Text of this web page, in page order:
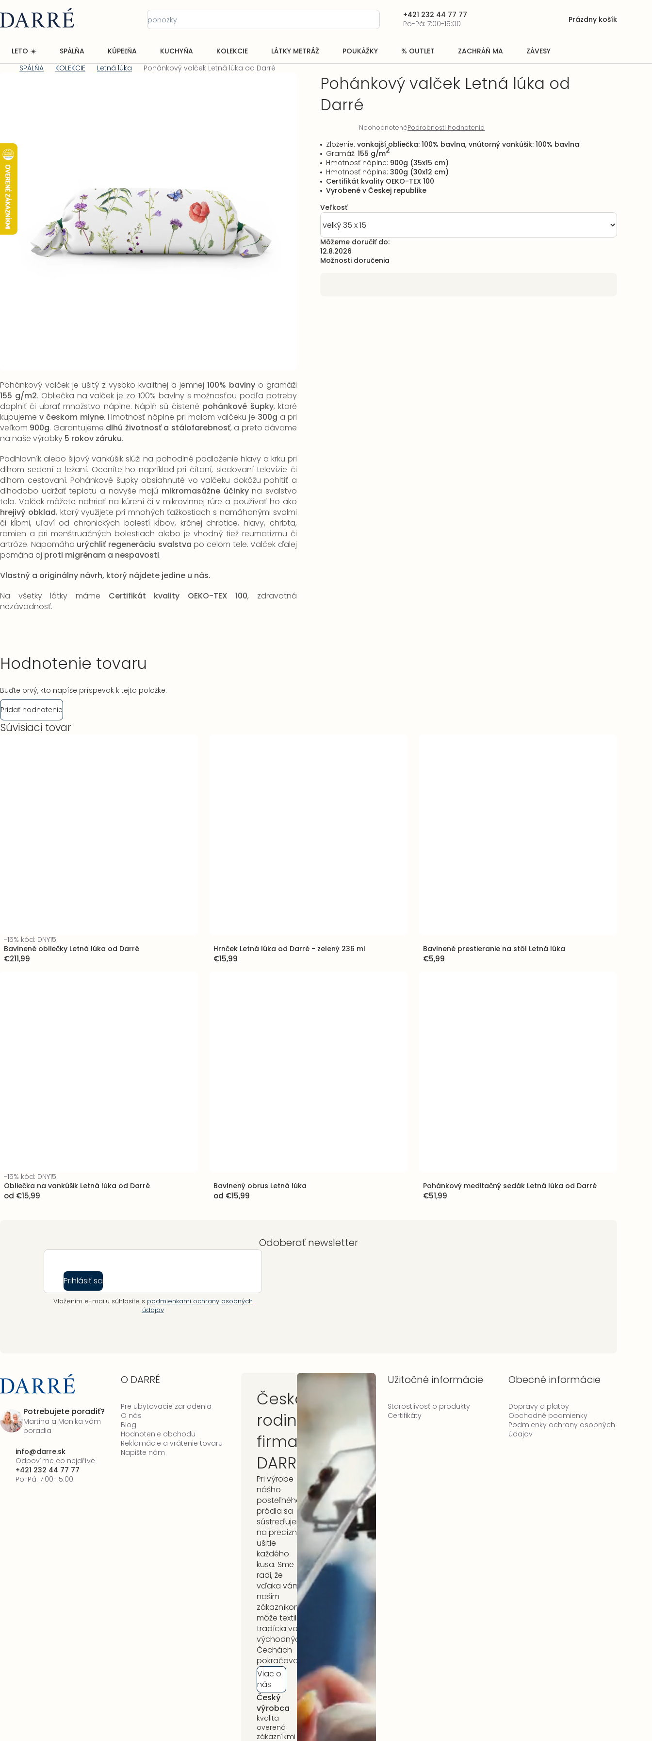
na
obsah
+421 232 44 77 77
Po-Pá: 7:00-15:00
Nákupný
Prázdny košík
LETO ☀️ SPÁLŇA KÚPEĽŇA KUCHYŇA KOLEKCIE LÁTKY METRÁŽ POUKÁŽKY % OUTLET ZACHRÁŇ MA ZÁVESY
SPÁLŇA KOLEKCIE Letná lúka Pohánkový valček Letná lúka od Darré
Pohánkový valček je ušitý z vysoko kvalitnej a jemnej 100% bavlny o gramáži
155 g/m2. Obliečka na valček je zo 100% bavlny s možnosťou podľa potreby
doplniť či ubrať množstvo náplne. Náplň sú čistené pohánkové šupky, ktoré
kupujeme v českom mlyne. Hmotnosť náplne pri malom valčeku je 300g a pri
veľkom 900g. Garantujeme dlhú životnosť a stálofarebnosť, a preto dávame
na naše výrobky 5 rokov záruku.
Podhlavník alebo šijový vankúšik slúži na pohodlné podloženie hlavy a krku pri
dlhom sedení a ležaní. Oceníte ho napríklad pri čítaní, sledovaní televízie či
dlhom cestovaní. Pohánkové šupky obsiahnuté vo valčeku dokážu pohltiť a
dlhodobo udržať teplotu a navyše majú mikromasážne účinkyna svalstvo
tela. Valček môžete nahriať na kúrení či v mikrovlnnej rúre a používať ho ako
hrejivý obklad, ktorý využijete pri mnohých ťažkostiach s namáhanými svalmi
či kĺbmi, uľaví od chronických bolestí kĺbov, krčnej chrbtice, hlavy, chrbta,
ramien a pri menštruačných bolestiach alebo je vhodný tiež reumatizmu či
artróze. Napomáha urýchliť regeneráciu svalstva po celom tele. Valček ďalej
pomáha aj proti migrénam a nespavosti.
Vlastný a originálny návrh, ktorý nájdete jedine u nás.
Na všetky látky máme Certifikát kvality OEKO-TEX 100, zdravotná
nezávadnosť.
Pohánkový valček Letná lúka od
Darré
hodnotenie
produktu
0,0
hviezdičiek.
NeohodnotenéPodrobnosti hodnotenia
Veľkosť
Môžeme doručiť do:
12.8.2026
Možnosti doručenia
Zloženie: vonkajší obliečka: 100% bavlna, vnútorný vankúšik: 100% bavlna
Gramáž: 155 g/m2
Hmotnosť náplne: 900g (35x15 cm)
Hmotnosť náplne: 300g (30x12 cm)
Certifikát kvality OEKO-TEX 100
Vyrobené v Českej republike
Hodnotenie tovaru
Buďte prvý, kto napíše príspevok k tejto položke.
Pridať hodnotenie
Súvisiaci tovar
-15% kód: DNY15
Bavlnené obliečky Letná lúka od Darré
€211,99
Hrnček Letná lúka od Darré - zelený 236 ml
€15,99
Bavlnené prestieranie na stôl Letná lúka
€5,99
-15% kód: DNY15
Obliečka na vankúšik Letná lúka od Darré
od €15,99
Bavlnený obrus Letná lúka
od €15,99
Pohánkový meditačný sedák Letná lúka od Darré
€51,99
Potrebujete poradiť?
Martina a Monika vám
poradia
info@darre.sk
Odpovíme co nejdříve
+421 232 44 77 77
Po-Pá: 7:00-15:00
Odoberať newsletter
Prihlásiť sa
Vložením e-mailu súhlasíte s podmienkami ochrany osobných
údajov
O DARRÉ
Pre ubytovacie zariadenia
O nás
Blog
Hodnotenie obchodu
Reklamácie a vrátenie tovaru
Napište nám
Česká
rodinná
firma
DARRÉ
Pri výrobe
nášho
posteľného
prádla sa
sústreďujeme
na precízne
ušitie
každého
kusa. Sme
radi, že
vďaka vám,
našim
zákazníkom,
môže textilná
tradícia vo
východných
Čechách
pokračovať.
Viac o
nás
Český
výrobca
kvalita
overená
zákazníkmi
5 rokov
záruka
na celý
sortiment
Užitočné informácie
Starostlivosť o produkty
Certifikáty
Obecné informácie
Dopravy a platby
Obchodné podmienky
Podmienky ochrany osobných
údajov